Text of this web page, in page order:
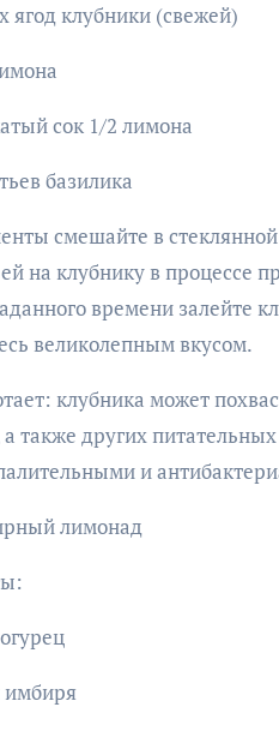
ягод клубники (свежей)
сок 1/2 лимона
базилика
смешайте в
на клубнику в процессе
времени залейте
великолепным вкусом.
клубника может
также других
и
лимонад
имбиря